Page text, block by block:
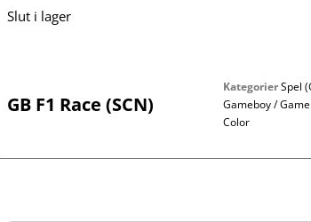
Slut i lager
GB F1 Race (SCN)
KategorierSpel
Gameboy /
Color